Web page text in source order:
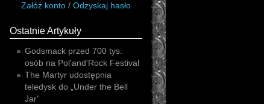
Załóż konto / Odzyskaj hasło
Ostatnie Artykuły
Godsmack przed 700 tys.
osób na Pol'and'Rock Festival
The Martyr udostępnia
teledysk do „Under the Bell
Jar”